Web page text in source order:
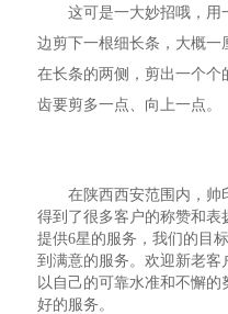
这可是一大妙招哦，用
边剪下一根细长条，大概
在长条的两侧，剪出一个
齿要剪多一点、向上一点。
在陕西西安范围内，帅
得到了很多客户的称赞和
提供6星的服务，我们的目
到满意的服务。欢迎新老客
以自己的可靠水准和不懈
好的服务。